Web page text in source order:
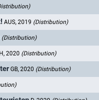
AUS, 2019 (Distribution)
(Distribution)
2020 (Distribution)
GB, 2020 (Distribution)